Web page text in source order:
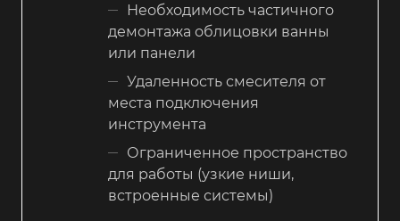
Необходимость частичного
демонтажа облицовки ванны
или панели
Удаленность смесителя от
места подключения
инструмента
Ограниченное пространство
для работы (узкие ниши,
встроенные системы)